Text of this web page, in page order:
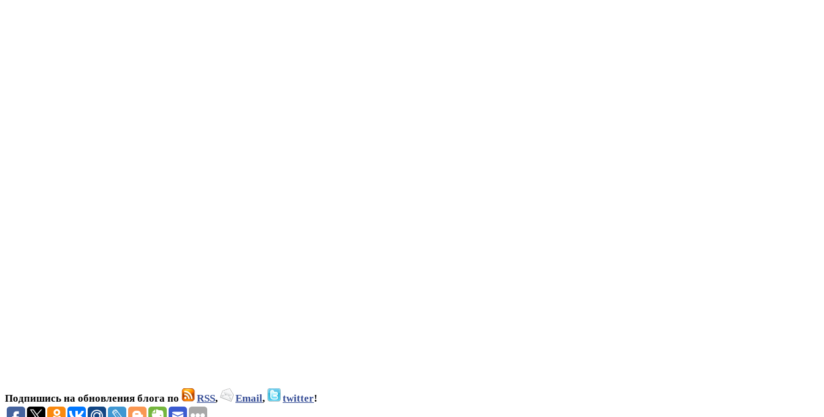
Подпишись на обновления блога по RSS, Email, twitter!